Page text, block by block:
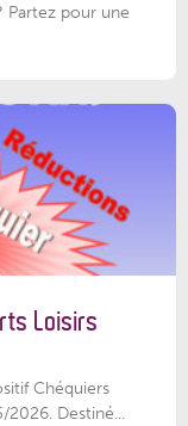
Partez pour une
Loisirs
Chéquiers
2026. Destiné...